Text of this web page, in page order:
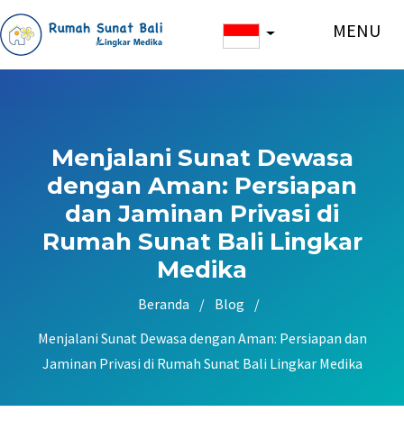
MENU
Menjalani Sunat Dewasa
dengan Aman: Persiapan
dan Jaminan Privasi di
Rumah Sunat Bali Lingkar
Medika
Beranda / Blog
/
Menjalani Sunat Dewasa dengan Aman: Persiapan dan
Jaminan Privasi di Rumah Sunat Bali Lingkar Medika